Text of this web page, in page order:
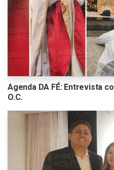
Agenda DA FÉ: Entrevista
O.C.